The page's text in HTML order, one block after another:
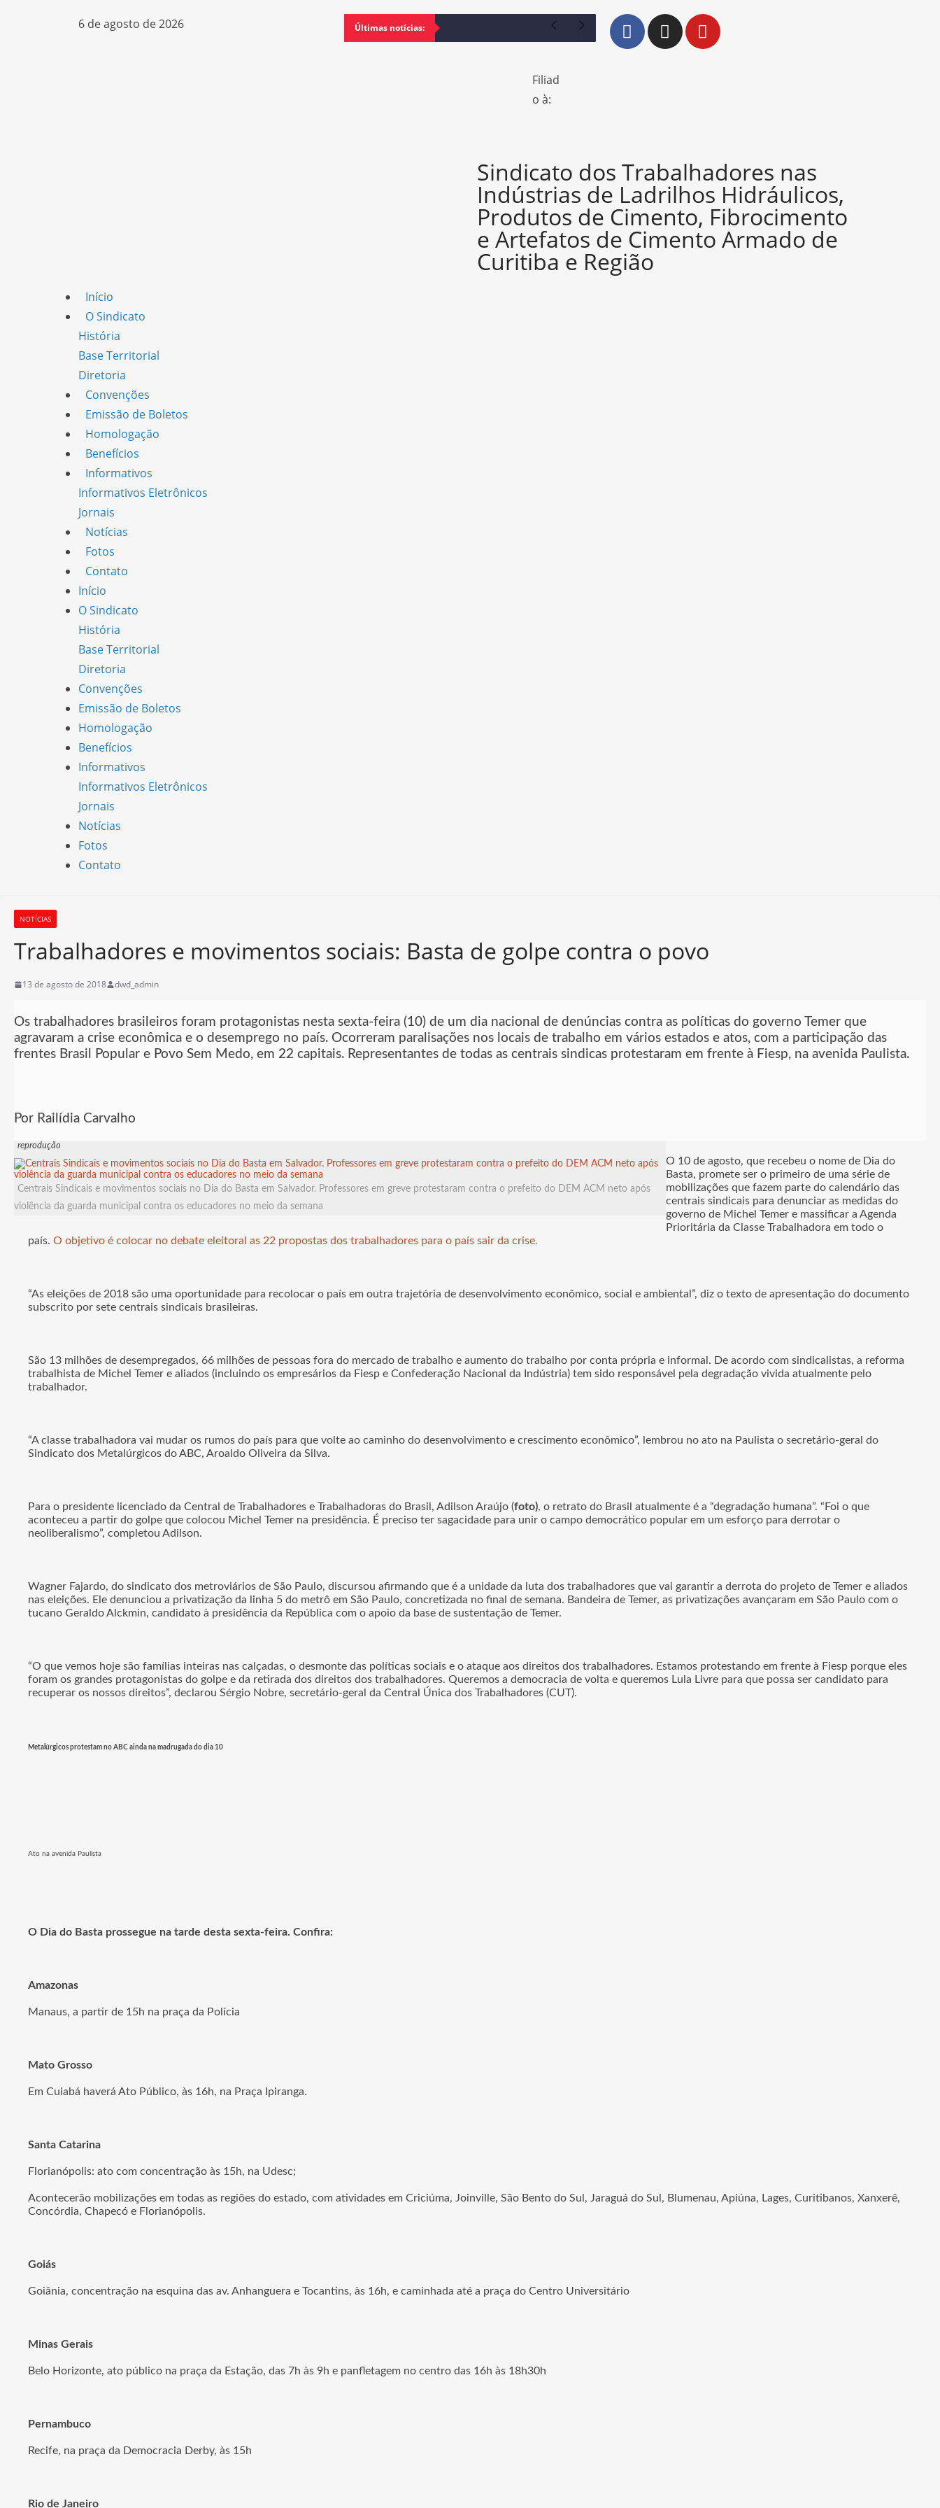
6 de agosto de 2026 Últimas notícias:
Filiad
o à:
Sindicato dos Trabalhadores nas
Indústrias de Ladrilhos Hidráulicos,
Produtos de Cimento, Fibrocimento
e Artefatos de Cimento Armado de
Curitiba e Região
Início
O Sindicato
História
Base Territorial
Diretoria
Convenções
Emissão de Boletos
Homologação
Benefícios
Informativos
Informativos Eletrônicos
Jornais
Notícias
Fotos
Contato
Início
O Sindicato
História
Base Territorial
Diretoria
Convenções
Emissão de Boletos
Homologação
Benefícios
Informativos
Informativos Eletrônicos
Jornais
Notícias
Fotos
Contato
NOTÍCIAS
Trabalhadores e movimentos sociais: Basta de golpe contra o povo
13 de agosto de 2018 dwd_admin
Os trabalhadores brasileiros foram protagonistas nesta sexta-feira (10) de um dia nacional de denúncias contra as políticas do governo Temer que
agravaram a crise econômica e o desemprego no país. Ocorreram paralisações nos locais de trabalho em vários estados e atos, com a participação das
frentes Brasil Popular e Povo Sem Medo, em 22 capitais. Representantes de todas as centrais sindicas protestaram em frente à Fiesp, na avenida Paulista.
Por Railídia Carvalho
reprodução
Centrais Sindicais e movimentos sociais no Dia do Basta em Salvador. Professores em greve protestaram contra o prefeito do DEM ACM neto após
violência da guarda municipal contra os educadores no meio da semana
O 10 de agosto, que recebeu o nome de Dia do
Basta, promete ser o primeiro de uma série de
mobilizações que fazem parte do calendário das
centrais sindicais para denunciar as medidas do
governo de Michel Temer e massificar a Agenda
Prioritária da Classe Trabalhadora em todo o
país. O objetivo é colocar no debate eleitoral as 22 propostas dos trabalhadores para o país sair da crise.
“As eleições de 2018 são uma oportunidade para recolocar o país em outra trajetória de desenvolvimento econômico, social e ambiental”, diz o texto de apresentação do documento
subscrito por sete centrais sindicais brasileiras.
São 13 milhões de desempregados, 66 milhões de pessoas fora do mercado de trabalho e aumento do trabalho por conta própria e informal. De acordo com sindicalistas, a reforma
trabalhista de Michel Temer e aliados (incluindo os empresários da Fiesp e Confederação Nacional da Indústria) tem sido responsável pela degradação vivida atualmente pelo
trabalhador.
“A classe trabalhadora vai mudar os rumos do país para que volte ao caminho do desenvolvimento e crescimento econômico”, lembrou no ato na Paulista o secretário-geral do
Sindicato dos Metalúrgicos do ABC, Aroaldo Oliveira da Silva.
Para o presidente licenciado da Central de Trabalhadores e Trabalhadoras do Brasil, Adilson Araújo (foto), o retrato do Brasil atualmente é a “degradação humana”. “Foi o que
aconteceu a partir do golpe que colocou Michel Temer na presidência. É preciso ter sagacidade para unir o campo democrático popular em um esforço para derrotar o
neoliberalismo”, completou Adilson.
Wagner Fajardo, do sindicato dos metroviários de São Paulo, discursou afirmando que é a unidade da luta dos trabalhadores que vai garantir a derrota do projeto de Temer e aliados
nas eleições. Ele denunciou a privatização da linha 5 do metrô em São Paulo, concretizada no final de semana. Bandeira de Temer, as privatizações avançaram em São Paulo com o
tucano Geraldo Alckmin, candidato à presidência da República com o apoio da base de sustentação de Temer.
“O que vemos hoje são famílias inteiras nas calçadas, o desmonte das políticas sociais e o ataque aos direitos dos trabalhadores. Estamos protestando em frente à Fiesp porque eles
foram os grandes protagonistas do golpe e da retirada dos direitos dos trabalhadores. Queremos a democracia de volta e queremos Lula Livre para que possa ser candidato para
recuperar os nossos direitos”, declarou Sérgio Nobre, secretário-geral da Central Única dos Trabalhadores (CUT).
Metalúrgicos protestam no ABC ainda na madrugada do dia 10
Ato na avenida Paulista
O Dia do Basta prossegue na tarde desta sexta-feira. Confira:
Amazonas
Manaus, a partir de 15h na praça da Polícia
Mato Grosso
Em Cuiabá haverá Ato Público, às 16h, na Praça Ipiranga.
Santa Catarina
Florianópolis: ato com concentração às 15h, na Udesc;
Acontecerão mobilizações em todas as regiões do estado, com atividades em Criciúma, Joinville, São Bento do Sul, Jaraguá do Sul, Blumenau, Apiúna, Lages, Curitibanos, Xanxerê,
Concórdia, Chapecó e Florianópolis.
Goiás
Goiânia, concentração na esquina das av. Anhanguera e Tocantins, às 16h, e caminhada até a praça do Centro Universitário
Minas Gerais
Belo Horizonte, ato público na praça da Estação, das 7h às 9h e panfletagem no centro das 16h às 18h30h
Pernambuco
Recife, na praça da Democracia Derby, às 15h
Rio de Janeiro